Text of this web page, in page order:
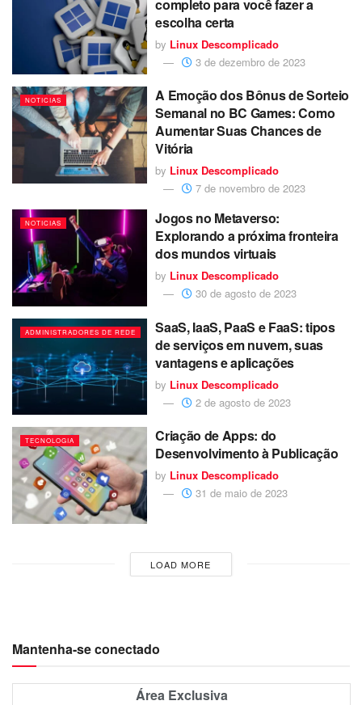
completo para você fazer a
escolha certa
by Linux Descomplicado
3 de dezembro de 2023
NOTICIAS
A Emoção dos Bônus de Sorteio
Semanal no BC Games: Como
Aumentar Suas Chances de
Vitória
by Linux Descomplicado
7 de novembro de 2023
NOTICIAS
Jogos no Metaverso:
Explorando a próxima fronteira
dos mundos virtuais
by Linux Descomplicado
30 de agosto de 2023
ADMINISTRADORES DE REDE
SaaS, IaaS, PaaS e FaaS: tipos
de serviços em nuvem, suas
vantagens e aplicações
by Linux Descomplicado
2 de agosto de 2023
TECNOLOGIA
Criação de Apps: do
Desenvolvimento à Publicação
by Linux Descomplicado
31 de maio de 2023
LOAD MORE
Mantenha-se conectado
Área Exclusiva